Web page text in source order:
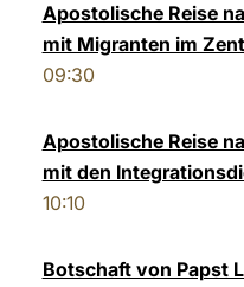
Apostolische Reise
mit Migranten im
09:30
Apostolische Reise
mit den
10:10
Botschaft von Papst